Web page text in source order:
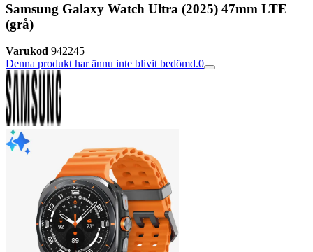
Samsung Galaxy Watch Ultra (2025) 47mm LTE
(grå)
Varukod 942245
Denna produkt har ännu inte blivit bedömd.0